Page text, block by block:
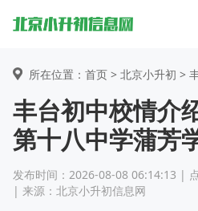
所在位置：首页 > 北京小升初 >
丰台初中校情
第十八中学蒲芳
发布时间：2026-08-08 06:14:13 |
| 来源：北京小升初信息网